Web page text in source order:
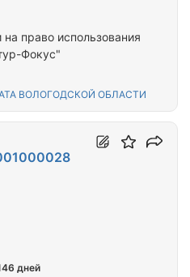
право использования
Фокус"
ВОЛОГОДСКОЙ ОБЛАСТИ
дней